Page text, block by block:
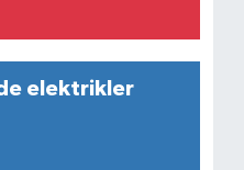
elektrikler